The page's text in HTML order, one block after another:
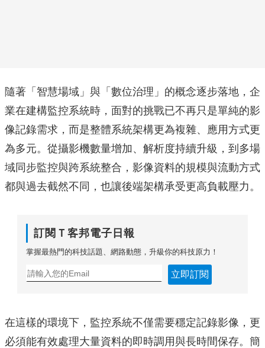
隨著「智慧場域」與「數位治理」的概念逐步落地，企
業在建構監控系統時，面對的挑戰已不再只是單純的影
像記錄需求，而是整體系統架構更為複雜、應用方式更
為多元。從攝影機數量增加、解析度持續升級，到多場
域同步監控與跨系統整合，影像資料的規模與流動方式
都與過去截然不同，也讓後端架構承受更高負載壓力。
訂閱Ｔ客邦電子日報
掌握最熱門的科技話題、網路動態，升級你的科技原力！
立即訂閱
在這樣的環境下，監控系統不僅需要穩定記錄影像，更
必須能有效處理大量資料的即時調用與長時間保存。簡